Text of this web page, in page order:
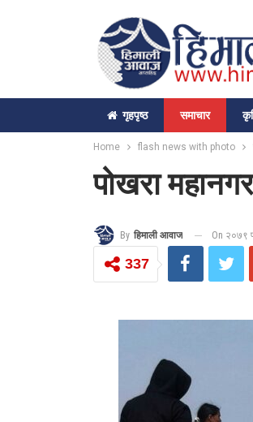
गृहपृष्‍ठ समाचार
Home flash news with photo
पोखरा
By हिमाली आवाज On २०७९
337